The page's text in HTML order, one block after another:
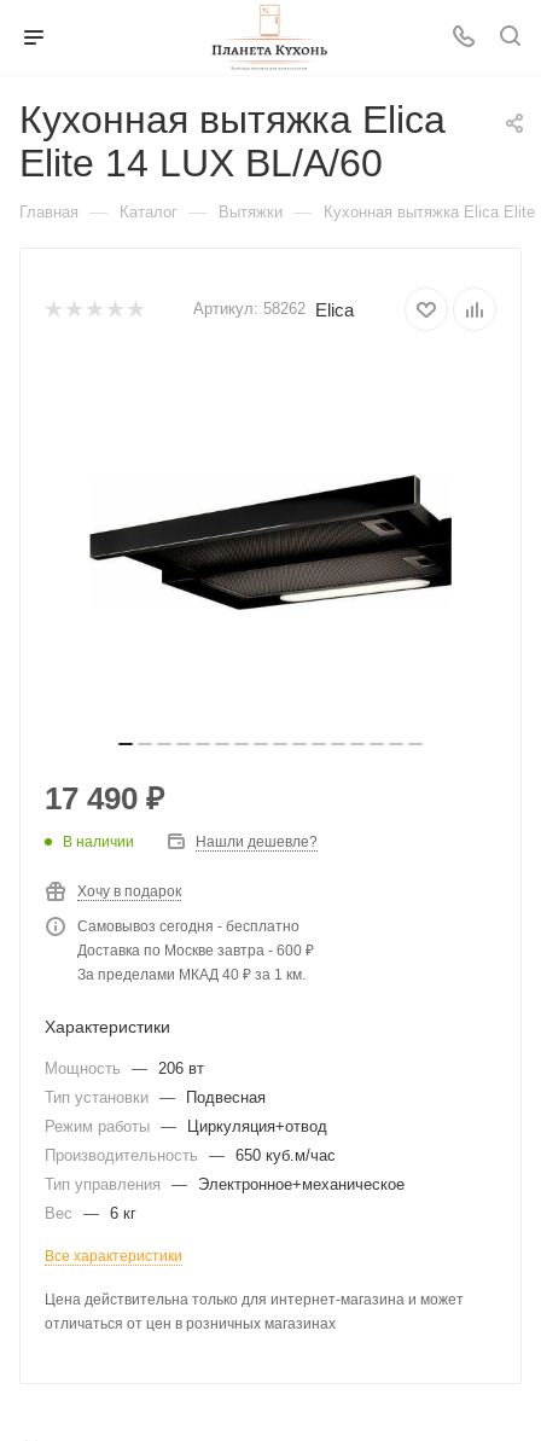
Кухонная вытяжка Elica
Elite 14 LUX BL/A/60
Главная — Каталог — Вытяжки — Кухонная вытяжка Elica
Артикул: 58262 Elica
17 490 ₽
В наличии Нашли дешевле?
Хочу в подарок
Самовывоз сегодня - бесплатно
Доставка по Москве завтра - 600 ₽
За пределами МКАД 40 ₽ за 1 км.
Характеристики
Мощность — 206 вт
Тип установки —
Подвесная
Режим работы —
Циркуляция+отвод
Производительность
— 650 куб.м/час
Тип управления
—
Электронное+механическое
Вес
— 6 кг
Все характеристики
Цена действительна только для интернет-магазина и может
отличаться от цен в розничных магазинах